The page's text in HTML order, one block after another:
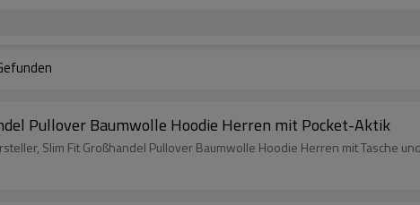
Pullover Baumwolle Hoodie Herren mit Pocket-Aktik
Slim Fit Großhandel Pullover Baumwolle Hoodie Herren mit Tasche